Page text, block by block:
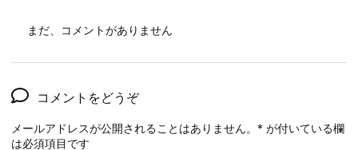
まだ、コメントがありません
コメントをどうぞ
メールアドレスが公開されることはありません。 * が付いている欄
は必須項目です